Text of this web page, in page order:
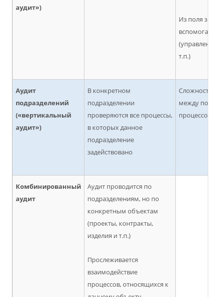
аудит»)
Из поля
(управление
т.п.)
Аудит
подразделений
(«вертикальный
аудит»)
В конкретном
подразделении
проверяются все процессы,
в которых данное
подразделение
задействовано
Сложность
между
процессов
Комбинированный
аудит
Аудит проводится по
подразделениям, но по
конкретным объектам
(проекты, контракты,
изделия и т.п.)
Прослеживается
взаимодействие
процессов, относящихся к